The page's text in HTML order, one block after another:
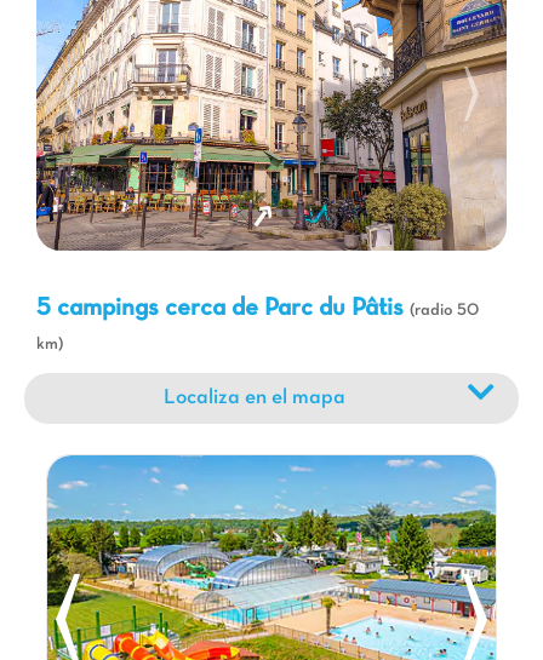
encantadores pueblos de Seine-et-Marne, visitar sitios históricos
o disfrutar de las numerosas actividades al aire libre. Los
amantes de la cultura apreciarán la proximidad de Meaux y su
catedral, mientras que los más jóvenes estarán encantados con
los parques de atracciones accesibles a una distancia
razonable. Nuestros campings Capfun son el punto de partida
ideal para todas sus excursiones, permitiéndole disfrutar
plenamente de la riqueza de esta región. Venga a crear
combine naturaleza, cultura y entretenimiento, todo con la
calidad y la sonrisa Capfun.
5 campings cerca de Parc du Pâtis (radio 50
km)
Localiza en el mapa